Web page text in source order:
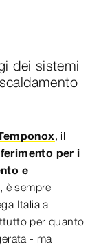
dei sistemi
, il
per i
e
è sempre
Italia a
per quanto
- ma